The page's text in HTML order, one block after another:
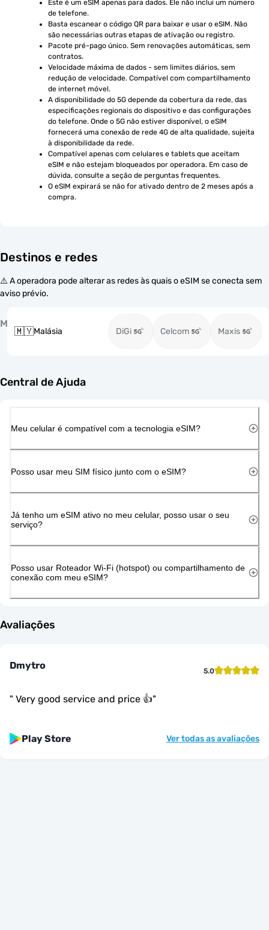
Este é um eSIM apenas para dados. Ele não inclui um número
de telefone.
Basta escanear o código QR para baixar e usar o eSIM. Não
são necessárias outras etapas de ativação ou registro.
Pacote pré-pago único. Sem renovações automáticas, sem
contratos.
Velocidade máxima de dados - sem limites diários, sem
redução de velocidade. Compatível com compartilhamento
de internet móvel.
A disponibilidade do 5G depende da cobertura da rede, das
especificações regionais do dispositivo e das configurações
do telefone. Onde o 5G não estiver disponível, o eSIM
fornecerá uma conexão de rede 4G de alta qualidade, sujeita
à disponibilidade da rede.
Compatível apenas com celulares e tablets que aceitam
eSIM e não estejam bloqueados por operadora. Em caso de
dúvida, consulte a seção de perguntas frequentes.
O eSIM expirará se não for ativado dentro de 2 meses após a
compra.
Destinos e redes
⚠️ A operadora pode alterar as redes às quais o eSIM se conecta sem
aviso prévio.
M
🇲🇾Malásia DiGi Celcom Maxis
Central de Ajuda
Meu celular é compatível com a tecnologia eSIM?
Posso usar meu SIM físico junto com o eSIM?
Já tenho um eSIM ativo no meu celular, posso usar o seu
serviço?
Posso usar Roteador Wi-Fi (hotspot) ou compartilhamento de
conexão com meu eSIM?
Avaliações
Dmytro 5.0
" Very good service and price 👍"
Play Store Ver todas as avaliações